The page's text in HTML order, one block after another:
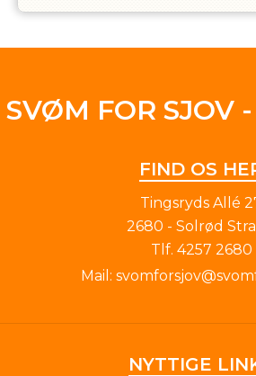
SVØM FOR SJOV
FIND OS
Tingsryds Allé
2680 - Solrød
Tlf. 4257 2680
Mail:
NYTTIGE